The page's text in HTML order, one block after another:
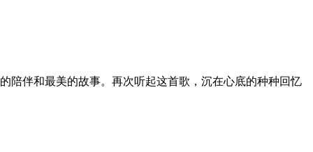
陪伴和最美的故事。再次听起这首歌，沉在心底的种种回忆